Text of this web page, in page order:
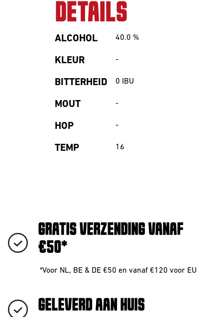
DETAILS
ALCOHOL 40.0 %
KLEUR -
BITTERHEID 0 IBU
MOUT -
HOP -
TEMP 16
GRATIS VERZENDING VANAF
€50*
*Voor NL, BE & DE €50 en vanaf €120 voor EU
GELEVERD AAN HUIS